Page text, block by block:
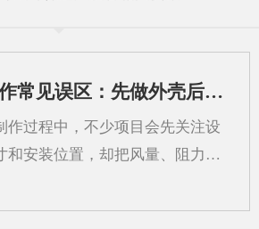
除尘设备制作常见误区：先做外壳后算系统会带来哪些问题
作过程中，不少项目会先关注设
和安装位置，却把风量、阻力、
向等系统参数放到后面。这样做
际却容易在后期出现返工、适配